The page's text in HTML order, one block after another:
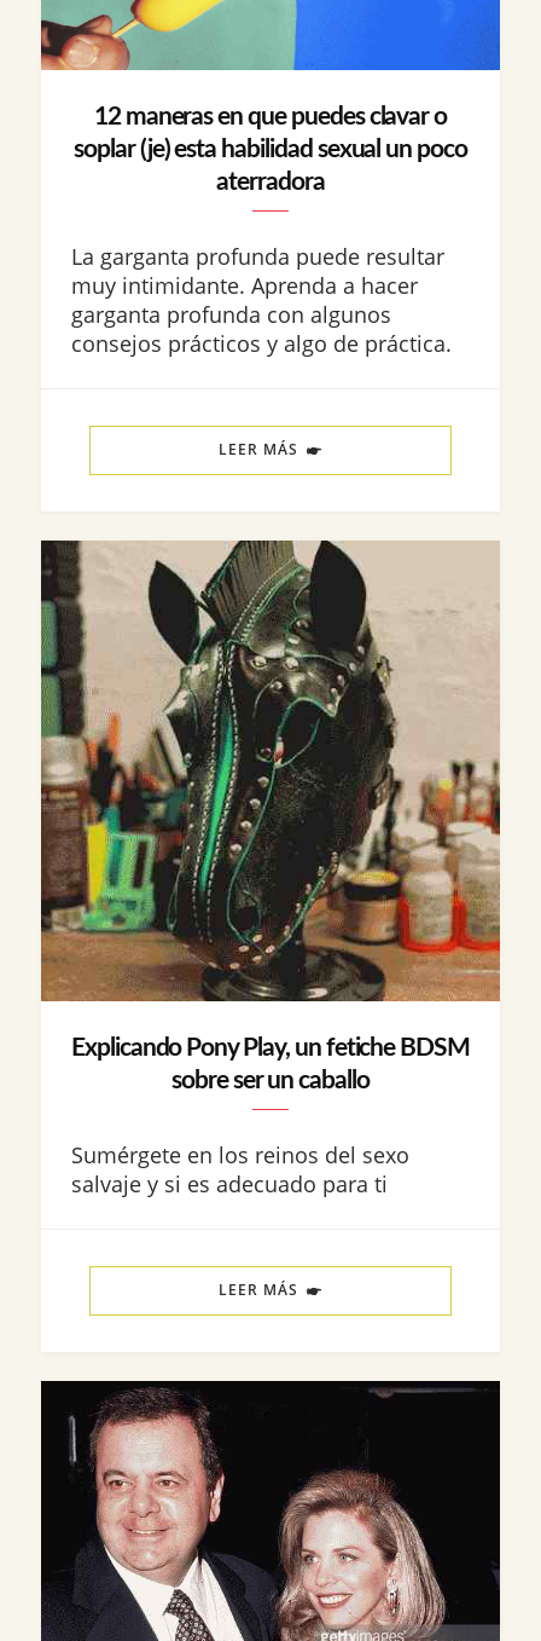
12 maneras en que puedes clavar o
soplar (je) esta habilidad sexual un poco
aterradora
La garganta profunda puede resultar
muy intimidante. Aprenda a hacer
garganta profunda con algunos
consejos prácticos y algo de práctica.
LEER MÁS
Explicando Pony Play, un fetiche BDSM
sobre ser un caballo
Sumérgete en los reinos del sexo
salvaje y si es adecuado para ti
LEER MÁS